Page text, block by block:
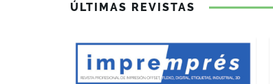
ÚLTIMAS REVISTAS